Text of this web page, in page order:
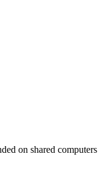
on shared computers